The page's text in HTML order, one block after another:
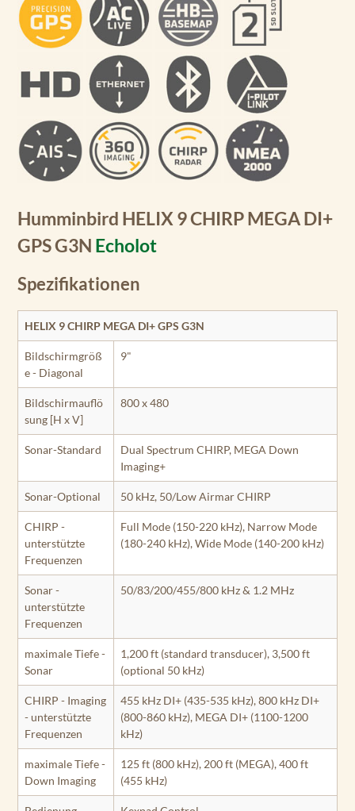
Humminbird HELIX 9 CHIRP MEGA DI+
GPS G3N Echolot
Spezifikationen
HELIX 9 CHIRP MEGA DI+ GPS G3N
Bildschirmgröß
e - Diagonal
9"
Bildschirmauflö
sung [H x V]
800 x 480
Sonar-Standard
Dual Spectrum CHIRP, MEGA Down
Imaging+
Sonar-Optional 50 kHz, 50/Low Airmar CHIRP
CHIRP -
unterstützte
Frequenzen
Full Mode (150-220 kHz), Narrow Mode
(180-240 kHz), Wide Mode (140-200 kHz)
Sonar -
unterstützte
Frequenzen
50/83/200/455/800 kHz & 1.2 MHz
maximale Tiefe -
Sonar
1,200 ft (standard transducer), 3,500 ft
(optional 50 kHz)
CHIRP - Imaging
- unterstützte
Frequenzen
455 kHz DI+ (435-535 kHz), 800 kHz DI+
(800-860 kHz), MEGA DI+ (1100-1200
kHz)
maximale Tiefe -
Down Imaging
125 ft (800 kHz), 200 ft (MEGA), 400 ft
(455 kHz)